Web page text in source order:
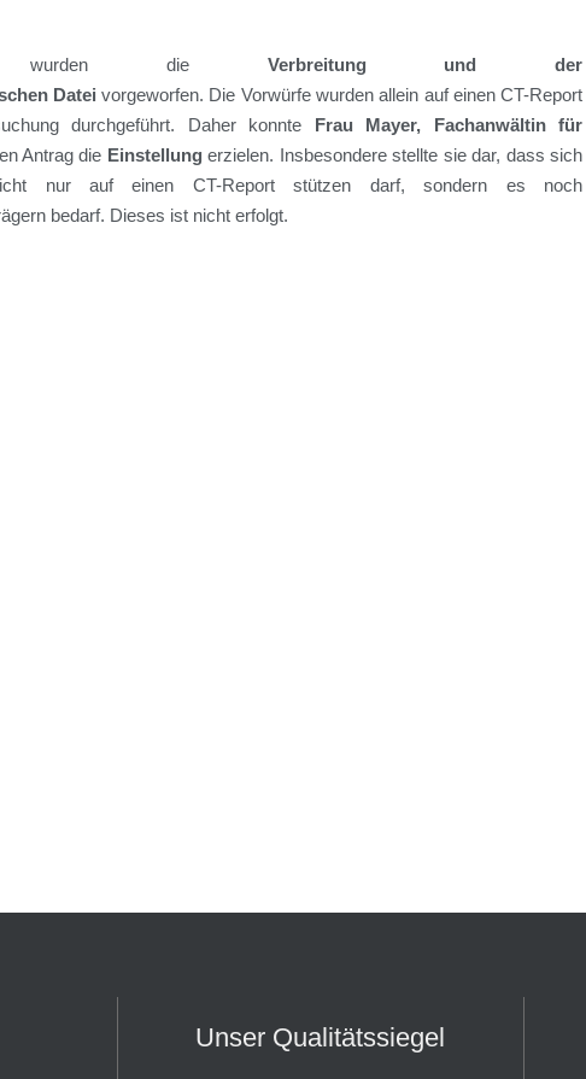
wurden die Verbreitung undder
Datei vorgeworfen. Die Vorwürfe wurden allein auf einenCT-Report
durchgeführt. Daher konnte Frau Mayer, Fachanwältinfür
Antrag die Einstellungerzielen. Insbesonderestellte siedar, dass sich
nur auf einen CT-Report stützen darf, sondern es noch
bedarf. Dieses ist nicht erfolgt.
Unser Qualitätssiegel